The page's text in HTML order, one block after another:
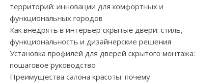
территорий: инновации для комфортных и
функциональных городов
Как внедрять в интерьер скрытые двери: стиль,
функциональность и дизайнерские решения
Установка профилей для дверей скрытого монтажа:
пошаговое руководство
Преимущества салона красоты: почему